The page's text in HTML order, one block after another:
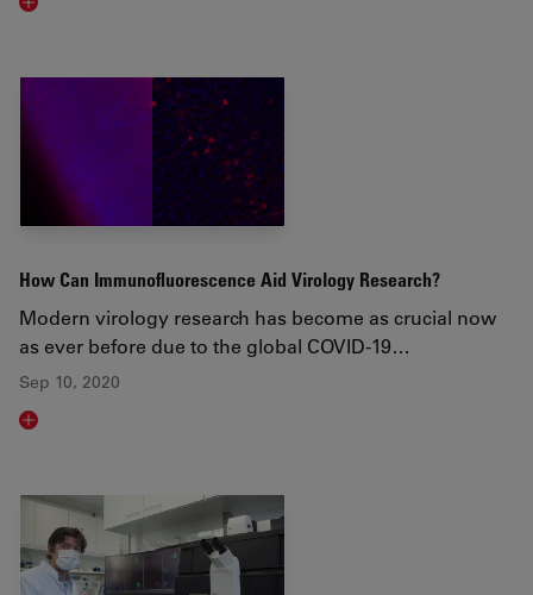
Read article
How Can Immunofluorescence Aid Virology Research?
Modern virology research has become as crucial now
as ever before due to the global COVID-19…
Sep 10, 2020
Read article